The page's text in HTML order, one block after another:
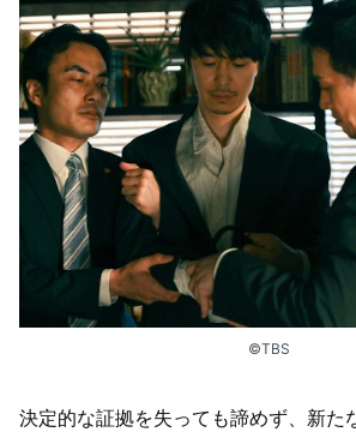
©TBS
決定的な証拠を失っても諦めず、新た